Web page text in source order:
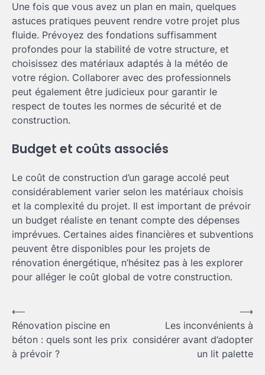
Une fois que vous avez un plan en main, quelques
astuces pratiques peuvent rendre votre projet plus
fluide. Prévoyez des fondations suffisamment
profondes pour la stabilité de votre structure, et
choisissez des matériaux adaptés à la météo de
votre région. Collaborer avec des professionnels
peut également être judicieux pour garantir le
respect de toutes les normes de sécurité et de
construction.
Budget et coûts associés
Le coût de construction d’un garage accolé peut
considérablement varier selon les matériaux choisis
et la complexité du projet. Il est important de prévoir
un budget réaliste en tenant compte des dépenses
imprévues. Certaines aides financières et subventions
peuvent être disponibles pour les projets de
rénovation énergétique, n’hésitez pas à les explorer
pour alléger le coût global de votre construction.
Navigation
de
l’article
⟵
Rénovation piscine en
béton : quels sont les prix
à prévoir ?
Les inconvénients à
considérer avant d’adopter
un lit palette
⟶
3
Clôture jardin moderne : comment
choisir le style adapté à votre
extérieur
Brenda 27 mai 2026
4
Aménager un balcon fleuri :
astuces pour réussir votre espace
extérieur
Brenda 5 mai 2026
Créer une allée de jardin
économique : astuces pour allier
budget serré et qualité durable